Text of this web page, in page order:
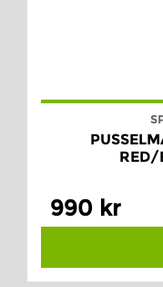
RED/
990 kr